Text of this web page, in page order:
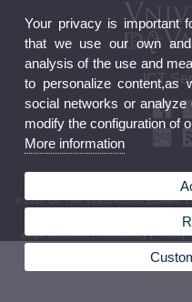
ICT
© 2026 UV. - Av. Vicent Andrés Estellés,
Legal Disclaimer|Accessibility|Privacy
Your privacy is important
that we use our own
analysis of the use and
to personalize content,as
social networks or analyze
modify the configuration of
More information